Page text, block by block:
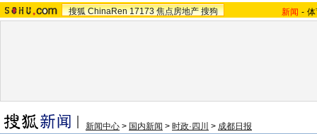
搜狐 ChinaRen 17173 焦点房地产 搜狗 新闻 -
新闻中心 > 国内新闻 > 时政·四川 > 成都日报